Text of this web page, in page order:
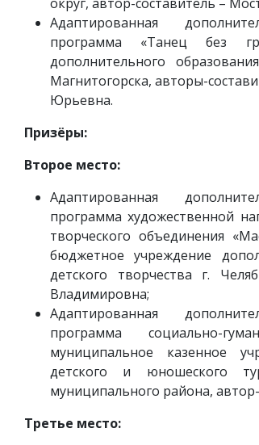
Адаптированная
программа «Танец без
дополнительного
Магнитогорска, авторы-
Юрьевна.
Призёры:
Второе место:
Адаптированная
программа художественной
творческого объединения
бюджетное учреждение
детского творчества г.
Владимировна;
Адаптированная
программа социально-
муниципальное казенное
детского и юношеского
муниципального района,
Третье место: